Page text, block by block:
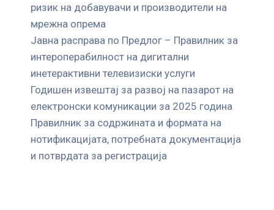
ризик на добавувачи и производители на
мрежна опрема
Јавна расправа по Предлог – Правилник за
интероперабилност на дигитални
инетерактивни телевизиски услуги
Годишен извештај за развој на пазарот на
електронски комуникации за 2025 година
Правилник за содржината и формата на
нотификацијата, потребната документација
и потврдата за регистрација